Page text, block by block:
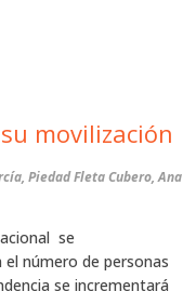
movilización
Piedad Fleta Cubero, Ana
se
número de personas
se incrementará